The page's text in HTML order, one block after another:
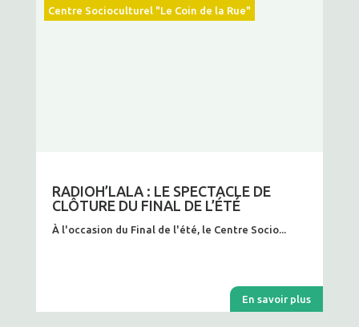
RADIOH’LALA : LE SPECTACLE DE
CLÔTURE DU FINAL DE L’ÉTÉ
À l'occasion du Final de l'été, le Centre Socio...
En savoir plus
Centre Socioculturel "Le Coin de la Rue"